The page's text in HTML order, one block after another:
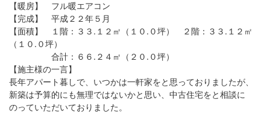
【暖房】 フル暖エアコン
【完成】 平成２２年５月
【面積】 １階：３３.１２㎡（１０.０坪） ２階：３３.１２㎡
（１０.０坪）
合計：６６.２４㎡（２０.０坪）
【施主様の一言】
長年アパート暮しで、いつかは一軒家をと思っておりましたが、
新築は予算的にも無理ではないかと思い、中古住宅をと相談に
のっていただいておりました。